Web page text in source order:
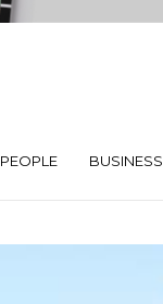
PEOPLE BUSINESS